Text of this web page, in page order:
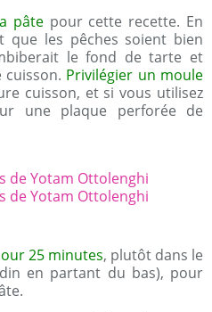
pâtepour cette recette. En
que les pêches soient bien
le fond de tarte et
Privilégier un moule
cuisson, et si vous utilisez
une plaque perforée de
25 minutes, plutôt dans le
en partant du bas), pour